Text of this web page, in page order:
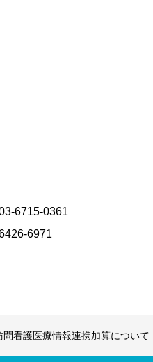
6715-0361
6971
問看護医療情報連携加算について